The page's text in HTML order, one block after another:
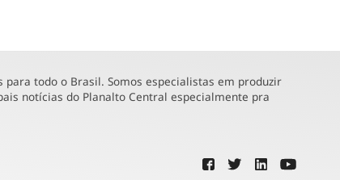
todo o Brasil. Somos especialistas em produzir
notícias do Planalto Central especialmente pra